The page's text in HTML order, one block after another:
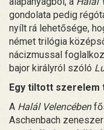
gondolata pedig
nyílt rá lehetősége,
német trilógia
nácizmussal
bajor királyról szóló
Egy tiltott szerelem
A Halál Velencében
Aschenbach